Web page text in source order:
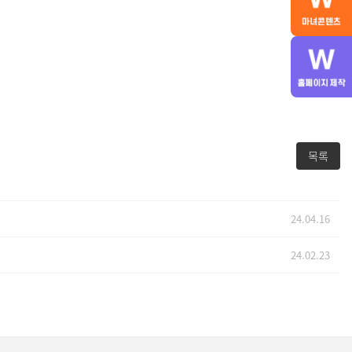
목록
24.04.16
24.02.23